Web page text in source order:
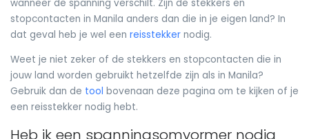
wanneer de spanning verschilt. Zijn de stekkers en
stopcontacten in Manila anders dan die in je eigen land? In
dat geval heb je wel een reisstekker nodig.
Weet je niet zeker of de stekkers en stopcontacten die in
jouw land worden gebruikt hetzelfde zijn als in Manila?
Gebruik dan de tool bovenaan deze pagina om te kijken of je
een reisstekker nodig hebt.
Heb ik een spanningsomvormer nodig